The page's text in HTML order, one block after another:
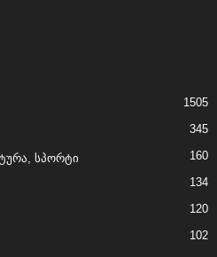
1505
345
სპორტი 160
134
120
102